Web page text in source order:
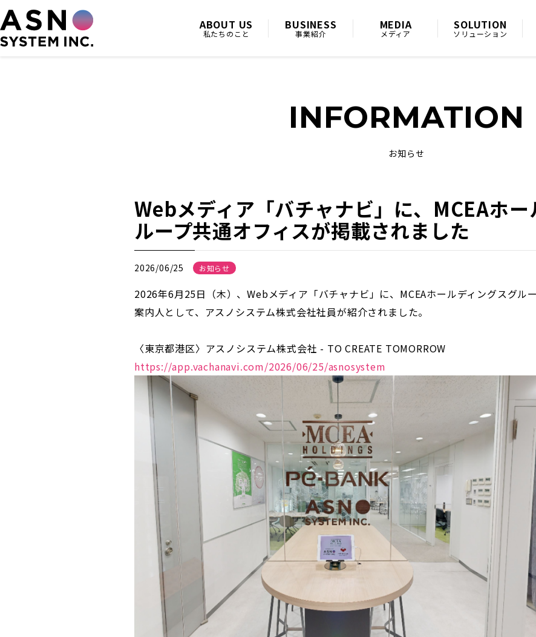
ABOUT US
私たちのこと
BUSINESS
事業紹介
MEDIA
メディア
SOLUTION
ソリューション
HOME
INFORMATION
お知らせ
Webメディア「バチャナビ」に、MCEAホ
ループ共通オフィスが掲載されました
2026/06/25 お知らせ
2026年6月25日（木）、Webメディア「バチャナビ」に、MCEAホールディングスグル
案内人として、アスノシステム株式会社社員が紹介されました。
〈東京都港区〉アスノシステム株式会社 - TO CREATE TOMORROW
https://app.vachanavi.com/2026/06/25/asnosystem